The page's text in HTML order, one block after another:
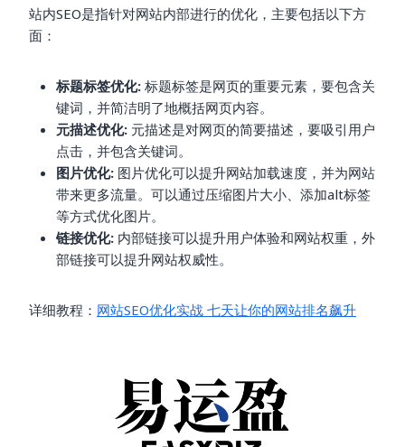
站内SEO是指针对网站内部进行的优化，主要包括以下方
面：
标题标签优化: 标题标签是网页的重要元素，要包含关
键词，并简洁明了地概括网页内容。
元描述优化: 元描述是对网页的简要描述，要吸引用户
点击，并包含关键词。
图片优化: 图片优化可以提升网站加载速度，并为网站
带来更多流量。可以通过压缩图片大小、添加alt标签
等方式优化图片。
链接优化: 内部链接可以提升用户体验和网站权重，外
部链接可以提升网站权威性。
详细教程： 网站SEO优化实战 七天让你的网站排名飙升